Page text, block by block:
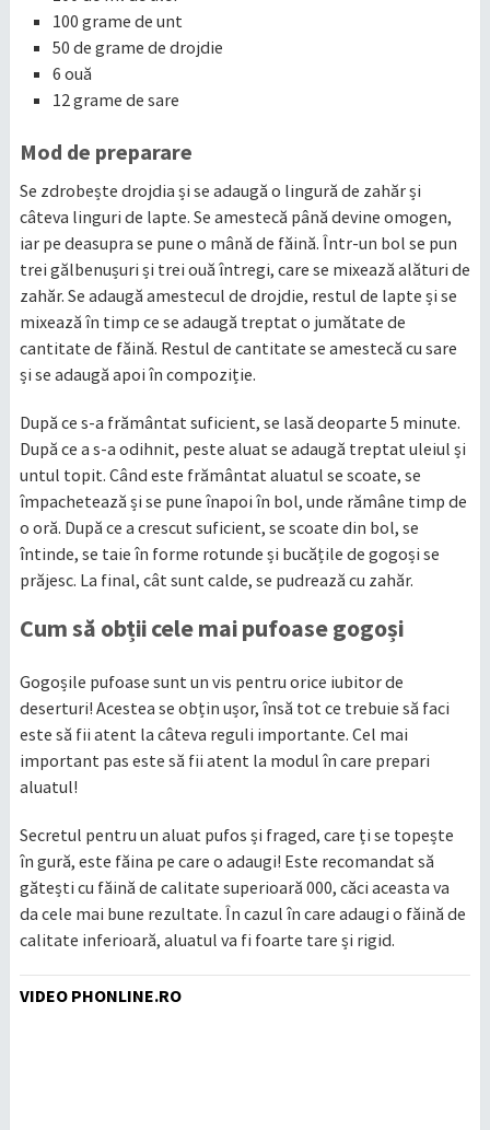
100 grame de unt
50 de grame de drojdie
6 ouă
12 grame de sare
Mod de preparare
Se zdrobește drojdia și se adaugă o lingură de zahăr și
câteva linguri de lapte. Se amestecă până devine omogen,
iar pe deasupra se pune o mână de făină. Într-un bol se pun
trei gălbenușuri și trei ouă întregi, care se mixează alături de
zahăr. Se adaugă amestecul de drojdie, restul de lapte și se
mixează în timp ce se adaugă treptat o jumătate de
cantitate de făină. Restul de cantitate se amestecă cu sare
și se adaugă apoi în compoziție.
După ce s-a frământat suficient, se lasă deoparte 5 minute.
După ce a s-a odihnit, peste aluat se adaugă treptat uleiul și
untul topit. Când este frământat aluatul se scoate, se
împachetează și se pune înapoi în bol, unde rămâne timp de
o oră. După ce a crescut suficient, se scoate din bol, se
întinde, se taie în forme rotunde și bucățile de gogoși se
prăjesc. La final, cât sunt calde, se pudrează cu zahăr.
Cum să obții cele mai pufoase gogoși
Gogoșile pufoase sunt un vis pentru orice iubitor de
deserturi! Acestea se obțin ușor, însă tot ce trebuie să faci
este să fii atent la câteva reguli importante. Cel mai
important pas este să fii atent la modul în care prepari
aluatul!
Secretul pentru un aluat pufos și fraged, care ți se topește
în gură, este făina pe care o adaugi! Este recomandat să
gătești cu făină de calitate superioară 000, căci aceasta va
da cele mai bune rezultate. În cazul în care adaugi o făină de
calitate inferioară, aluatul va fi foarte tare și rigid.
VIDEO PHONLINE.RO